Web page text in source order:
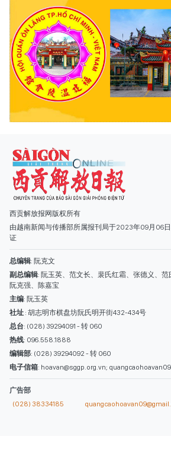
西贡解放报网版权所有
由越南新闻与传播部所属报刊局于2023年09月06日
证
副总编辑: 阮玉英、范文长、裴氏红霜、张德义、范
阮克强、陈嘉宝
主编: 阮玉英
社址: 胡志明市棋盘坊阮氏明开街432-434号
总台: (028) 39294091 - 转 060
热线: 096.558.1888
编辑部: (028) 39294092 - 转 060
电子信箱
广告部
(028) 38334185
类别